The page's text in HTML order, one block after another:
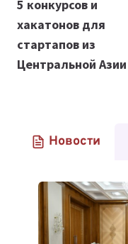
по
записям
5 конкурсов и
хакатонов для
стартапов из
Центральной Азии
Новости